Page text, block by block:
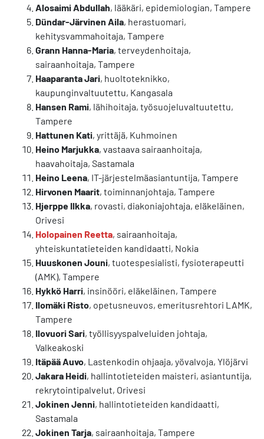
Alosaimi Abdullah, lääkäri, epidemiologian, Tampere
Dündar-Järvinen Aila, herastuomari,
kehitysvammahoitaja, Tampere
Grann Hanna-Maria, terveydenhoitaja,
sairaanhoitaja, Tampere
Haaparanta Jari, huoltoteknikko,
kaupunginvaltuutettu, Kangasala
Hansen Rami, lähihoitaja, työsuojeluvaltuutettu,
Tampere
Hattunen Kati, yrittäjä, Kuhmoinen
Heino Marjukka, vastaava sairaanhoitaja,
haavahoitaja, Sastamala
Heino Leena, IT-järjestelmäasiantuntija, Tampere
Hirvonen Maarit, toiminnanjohtaja, Tampere
Hjerppe Ilkka, rovasti, diakoniajohtaja, eläkeläinen,
Orivesi
Holopainen Reetta, sairaanhoitaja,
yhteiskuntatieteiden kandidaatti, Nokia
Huuskonen Jouni, tuotespesialisti, fysioterapeutti
(AMK), Tampere
Hykkö Harri, insinööri, eläkeläinen, Tampere
Ilomäki Risto, opetusneuvos, emeritusrehtori LAMK,
Tampere
Ilovuori Sari, työllisyyspalveluiden johtaja,
Valkeakoski
Itäpää Auvo, Lastenkodin ohjaaja, yövalvoja, Ylöjärvi
Jakara Heidi, hallintotieteiden maisteri, asiantuntija,
rekrytointipalvelut, Orivesi
Jokinen Jenni, hallintotieteiden kandidaatti,
Sastamala
Jokinen Tarja, sairaanhoitaja, Tampere